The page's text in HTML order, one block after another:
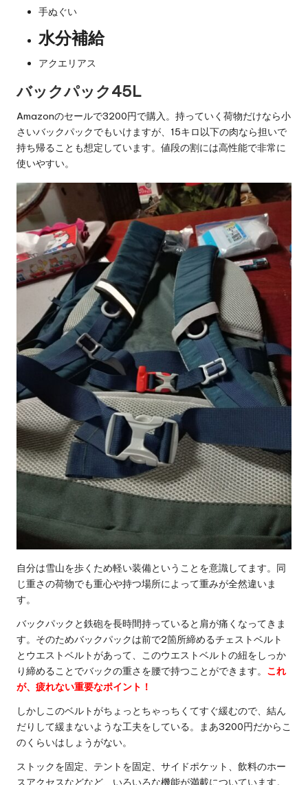
手ぬぐい
水分補給
アクエリアス
バックパック45L
Amazonのセールで3200円で購入。持っていく荷物だけなら小
さいバックパックでもいけますが、15キロ以下の肉なら担いで
持ち帰ることも想定しています。値段の割には高性能で非常に
使いやすい。
自分は雪山を歩くため軽い装備ということを意識してます。同
じ重さの荷物でも重心や持つ場所によって重みが全然違いま
す。
バックパックと鉄砲を長時間持っていると肩が痛くなってきま
す。そのためバックパックは前で2箇所締めるチェストベルト
とウエストベルトがあって、このウエストベルトの紐をしっか
り締めることでバックの重さを腰で持つことができます。 これ
が、疲れない重要なポイント！
しかしこのベルトがちょっとちゃっちくてすぐ緩むので、結ん
だりして緩まないような工夫をしている。まあ3200円だからこ
のくらいはしょうがない。
ストックを固定、テントを固定、サイドポケット、飲料のホー
スアクセスなどなど、いろいろな機能が満載についています。